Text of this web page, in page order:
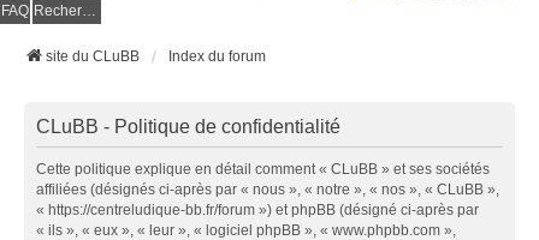
FAQ Rechercher
site du CLuBB Index du forum
CLuBB - Politique de confidentialité
Cette politique explique en détail comment « CLuBB » et ses sociétés
affiliées (désignés ci-après par « nous », « notre », « nos », « CLuBB »,
« https://centreludique-bb.fr/forum ») et phpBB (désigné ci-après par
« ils », « eux », « leur », « logiciel phpBB », « www.phpbb.com »,